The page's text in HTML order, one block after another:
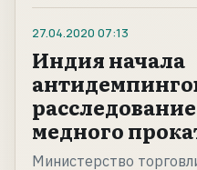
27.04.2020 07:13
Индия начала
медного
Министерство